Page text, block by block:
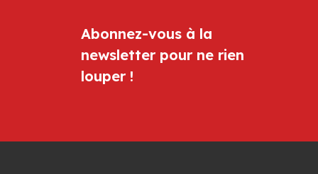
Abonnez-vous à la
newsletter pour ne rien
louper !